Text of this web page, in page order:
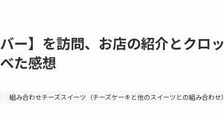
ー】を訪問、お店の紹介とクロッ
た感想
組み合わせチーズスイーツ（チーズケーキと他のスイーツとの組み合わせ）